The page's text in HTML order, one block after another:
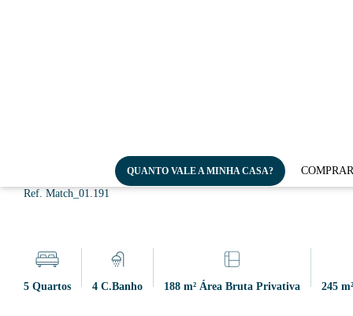
QUANTO VALE A MINHA CASA? COMPRAR
Lisboa, Avenidas Novas
Ref. Match_01.191
5 Quartos 4 C.Banho 188 m² Área Bruta Privativa 245